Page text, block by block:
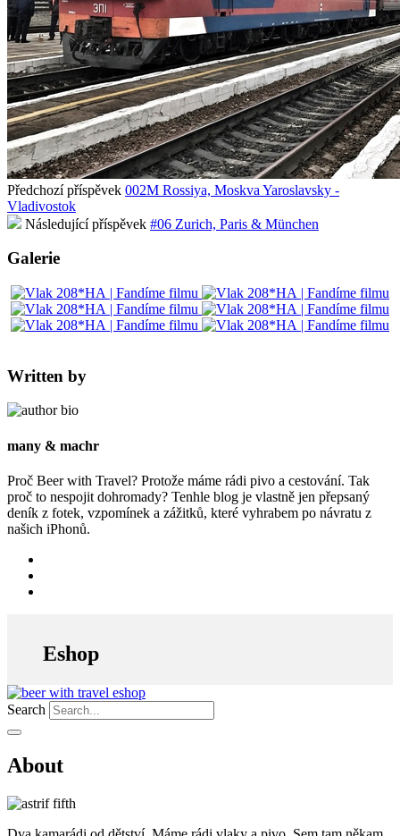
Předchozí příspěvek 002M Rossiya, Moskva Yaroslavsky -
Vladivostok
Následující příspěvek #06 Zurich, Paris & München
Galerie
Written by
many & machr
Proč Beer with Travel? Protože máme rádi pivo a cestování. Tak
proč to nespojit dohromady? Tenhle blog je vlastně jen přepsaný
deník z fotek, vzpomínek a zážitků, které vyhrabem po návratu z
našich iPhonů.
Eshop
Search
About